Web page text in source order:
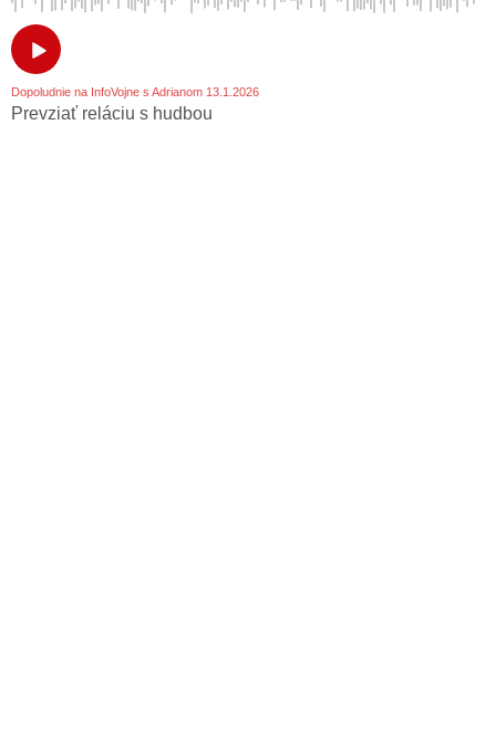
Dopoludnie na InfoVojne s Adrianom 13.1.2026
Prevziať reláciu s hudbou